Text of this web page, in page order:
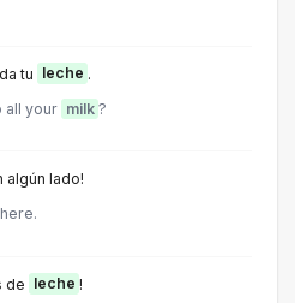
tu leche .
all your milk ?
algún lado!
de leche !